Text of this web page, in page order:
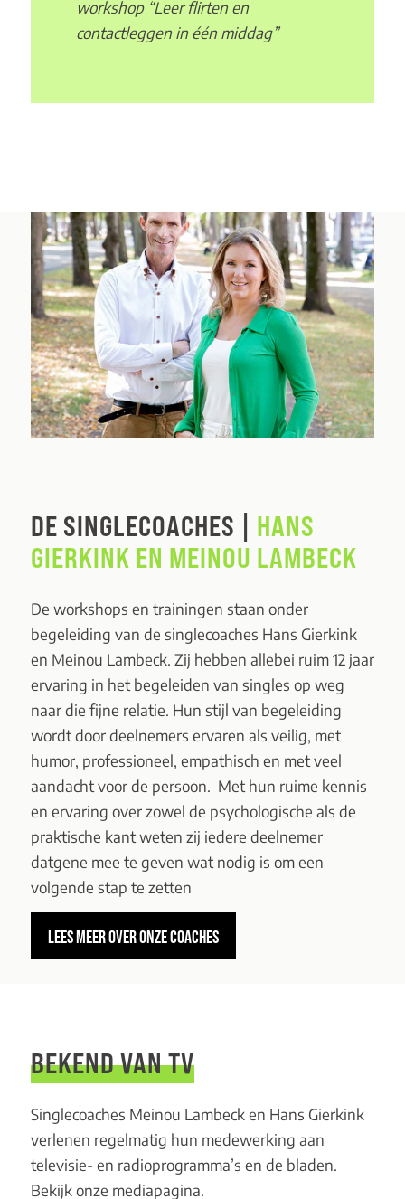
workshop “Leer flirten en
contactleggen in één middag”
DE SINGLECOACHES | HANS
GIERKINK EN MEINOU LAMBECK
De workshops en trainingen staan onder
begeleiding van de singlecoaches Hans Gierkink
en Meinou Lambeck. Zij hebben allebei ruim 12 jaar
ervaring in het begeleiden van singles op weg
naar die fijne relatie. Hun stijl van begeleiding
wordt door deelnemers ervaren als veilig, met
humor, professioneel, empathisch en met veel
aandacht voor de persoon. Met hun ruime kennis
en ervaring over zowel de psychologische als de
praktische kant weten zij iedere deelnemer
datgene mee te geven wat nodig is om een
volgende stap te zetten
LEES MEER OVER ONZE COACHES
BEKEND VAN TV
Singlecoaches Meinou Lambeck en Hans Gierkink
verlenen regelmatig hun medewerking aan
televisie- en radioprogramma’s en de bladen.
Bekijk onze mediapagina.